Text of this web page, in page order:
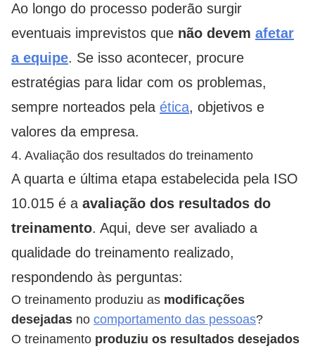
Ao longo do processo poderão surgir
eventuais imprevistos que não devem afetar
a equipe. Se isso acontecer, procure
estratégias para lidar com os problemas,
sempre norteados pela ética, objetivos e
valores da empresa.
4. Avaliação dos resultados do treinamento
A quarta e última etapa estabelecida pela ISO
10.015 é a avaliação dos resultados do
treinamento. Aqui, deve ser avaliado a
qualidade do treinamento realizado,
respondendo às perguntas:
O treinamento produziu as modificações
desejadas no comportamento das pessoas?
O treinamento produziu os resultados desejados